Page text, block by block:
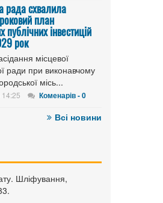
рада схвалила
план
публічних інвестицій
рок
місцевої
ради при виконавчому
місь...
Коменарів - 0
Всі новини
Шліфування,